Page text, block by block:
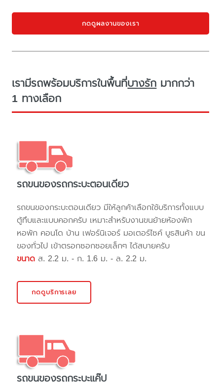
กดดูผลงานของเรา
เรามีรถพร้อมบริการในพื้นที่บางรัก มากกว่า
1 ทางเลือก
รถขนของรถกระบะตอนเดียว
รถขนของกระบะตอนเดียว มีให้ลูกค้าเลือกใช้บริการทั้งแบบ
ตู้ทึบและแบบคอกครับ เหมาะสำหรับงานขนย้ายห้องพัก
หอพัก คอนโด บ้าน เฟอร์นิเจอร์ มอเตอร์ไซค์ บูธสินค้า ขน
ของทั่วไป เข้าตรอกซอกซอยเล็กๆ ได้สบายครับ
ขนาด ส. 2.2 ม. - ก. 1.6 ม. - ล. 2.2 ม.
กดดูบริการเลย
รถขนของรถกระบะแค๊ป